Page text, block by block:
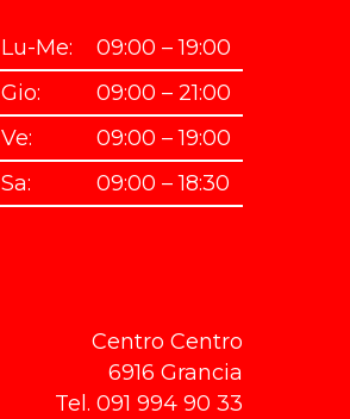
Lu-Me:
09:00 – 19:00
Gio:
09:00 – 21:00
Ve:
09:00 – 19:00
Sa:
09:00 – 18:30
Centro Centro
6916 Grancia
Tel. 091 994 90 33